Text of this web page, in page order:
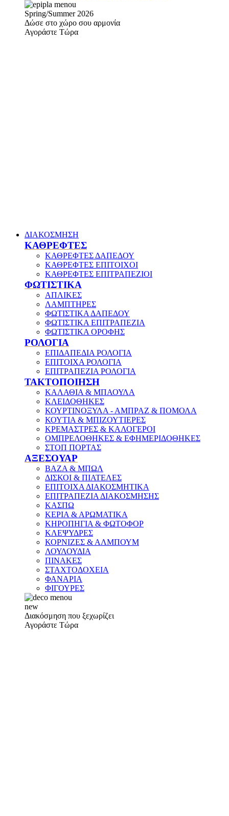
Spring/Summer 2026
Δώσε στο χώρο σου αρμονία
Αγοράστε Τώρα
ΔΙΑΚΟΣΜΗΣΗ
ΚΑΘΡΕΦΤΕΣ
ΚΑΘΡΕΦΤΕΣ ΔΑΠΕΔΟΥ
ΚΑΘΡΕΦΤΕΣ ΕΠΙΤΟΙΧΟΙ
ΚΑΘΡΕΦΤΕΣ ΕΠΙΤΡΑΠΕΖΙΟΙ
ΦΩΤΙΣΤΙΚΑ
ΑΠΛΙΚΕΣ
ΛΑΜΠΤΗΡΕΣ
ΦΩΤΙΣΤΙΚΑ ΔΑΠΕΔΟΥ
ΦΩΤΙΣΤΙΚΑ ΕΠΙΤΡΑΠΕΖΙΑ
ΦΩΤΙΣΤΙΚΑ ΟΡΟΦΗΣ
ΡΟΛΟΓΙΑ
ΕΠΙΔΑΠΕΔΙΑ ΡΟΛΟΓΙΑ
ΕΠΙΤΟΙΧΑ ΡΟΛΟΓΙΑ
ΕΠΙΤΡΑΠΕΖΙΑ ΡΟΛΟΓΙΑ
ΤΑΚΤΟΠΟΙΗΣΗ
ΚΑΛΑΘΙΑ & ΜΠΑΟΥΛΑ
ΚΛΕΙΔΟΘΗΚΕΣ
ΚΟΥΡΤΙΝΟΞΥΛΑ - ΑΜΠΡΑΖ & ΠΟΜΟΛΑ
ΚΟΥΤΙΑ & ΜΠΙΖΟΥΤΙΕΡΕΣ
ΚΡΕΜΑΣΤΡΕΣ & ΚΑΛΟΓΕΡΟΙ
ΟΜΠΡΕΛΟΘΗΚΕΣ & ΕΦΗΜΕΡΙΔΟΘΗΚΕΣ
ΣΤΟΠ ΠΟΡΤΑΣ
ΑΞΕΣΟΥΑΡ
ΒΑΖΑ & ΜΠΩΛ
ΔΙΣΚΟΙ & ΠΙΑΤΕΛΕΣ
ΕΠΙΤΟΙΧΑ ΔΙΑΚΟΣΜΗΤΙΚΑ
ΕΠΙΤΡΑΠΕΖΙΑ ΔΙΑΚΟΣΜΗΣΗΣ
ΚΑΣΠΩ
ΚΕΡΙΑ & ΑΡΩΜΑΤΙΚΑ
ΚΗΡΟΠΗΓΙΑ & ΦΩΤΟΦΟΡ
ΚΛΕΨΥΔΡΕΣ
ΚΟΡΝΙΖΕΣ & ΑΛΜΠΟΥΜ
ΛΟΥΛΟΥΔΙΑ
ΠΙΝΑΚΕΣ
ΣΤΑΧΤΟΔΟΧΕΙΑ
ΦΑΝΑΡΙΑ
ΦΙΓΟΥΡΕΣ
new
Διακόσμηση που ξεχωρίζει
Αγοράστε Τώρα